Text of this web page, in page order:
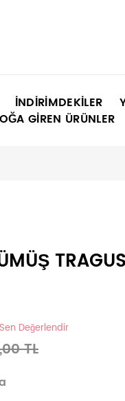
İNDIRIMDEKILER
GIREN ÜRÜNLER
Değerlendir
TL